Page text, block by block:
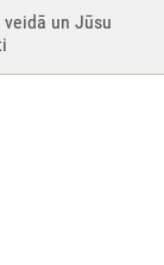
un Jūsu